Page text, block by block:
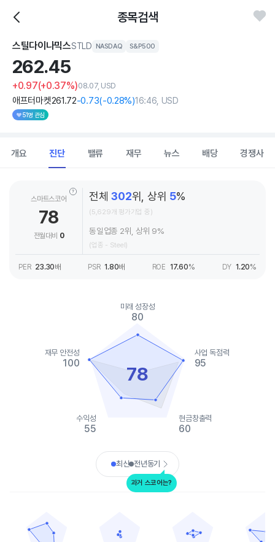
종목검색
스틸다이나믹스STLD NASDAQ S&P500
262.45
+0.97(+0.37%)08.07, USD
애프터마켓261.72-0.73(-0.28%)16:46, USD
51명 관심
개요 진단 밸류 재무 뉴스 배당 경쟁사
스마트스코어
78
전월대비 0
전체302위, 상위 5%
(5,629개 평가기업 중)
동일업종 2위, 상위 9%
(업종 - Steel)
PER 23.30배 PSR 1.80배 ROE 17.60% DY 1.20%
The chart has 1 Y axis displaying values. Data ranges from 5 to
78
미래 성장성
80
사업 독점력
95
현금창출력
60
수익성
55
재무 안전성
100
End of interactive chart.
최신 전년동기
과거 스코어는?
The chart has 1 X axis displaying categories.
The chart has 1 Y axis displaying values. Data ranges from 40
The chart has 1 Y axis displaying values.
클리블랜드 클립스
The chart has 1 Y axis
The